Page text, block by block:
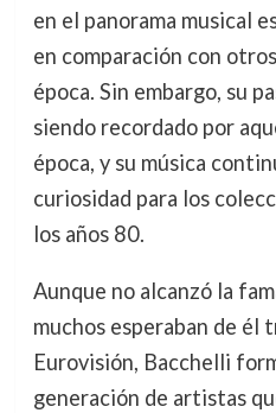
en el panorama musical
en comparación con
época. Sin embargo, su
siendo recordado por
época, y su música
curiosidad para los
los años 80.
Aunque no alcanzó la
muchos esperaban de él
Eurovisión, Bacchelli
generación de artistas